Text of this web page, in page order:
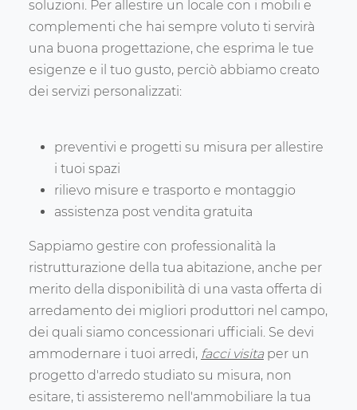
soluzioni. Per allestire un locale con i mobili e
complementi che hai sempre voluto ti servirà
una buona progettazione, che esprima le tue
esigenze e il tuo gusto, perciò abbiamo creato
dei servizi personalizzati:
preventivi e progetti su misura per allestire
i tuoi spazi
rilievo misure e trasporto e montaggio
assistenza post vendita gratuita
Sappiamo gestire con professionalità la
ristrutturazione della tua abitazione, anche per
merito della disponibilità di una vasta offerta di
arredamento dei migliori produttori nel campo,
dei quali siamo concessionari ufficiali. Se devi
ammodernare i tuoi arredi, facci visitaper un
progetto d'arredo studiato su misura, non
esitare, ti assisteremo nell'ammobiliare la tua